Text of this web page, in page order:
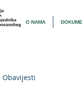
O NAMA
Obavijesti